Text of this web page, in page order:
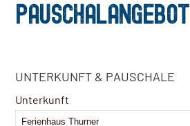
PAUSCHALANGEBOT
UNTERKUNFT & PAUSCHALE
Unterkunft